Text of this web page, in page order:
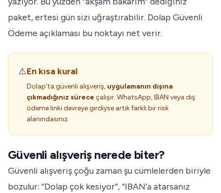
paket, ertesi gün sizi uğraştırabilir. Dolap Güvenli
Ödeme açıklaması bu noktayı net verir.
⚠️En kısa kural
Dolap’ta güvenli alışveriş, uygulamanın dışına
çıkmadığınız sürece çalışır. WhatsApp, IBAN veya dış
ödeme linki devreye girdiyse artık farklı bir risk
alanındasınız.
Güvenli alışveriş nerede biter?
Güvenli alışveriş çoğu zaman şu cümlelerden biriyle
bozulur: “Dolap çok kesiyor”, “IBAN’a atarsanız